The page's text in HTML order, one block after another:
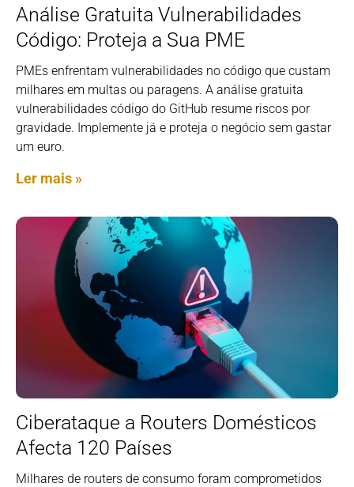
Análise Gratuita Vulnerabilidades
Código: Proteja a Sua PME
PMEs enfrentam vulnerabilidades no código que custam
milhares em multas ou paragens. A análise gratuita
vulnerabilidades código do GitHub resume riscos por
gravidade. Implemente já e proteja o negócio sem gastar
um euro.
Ler mais »
Ciberataque a Routers Domésticos
Afecta 120 Países
Milhares de routers de consumo foram comprometidos